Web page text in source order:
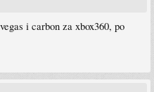
i carbon za xbox360, po